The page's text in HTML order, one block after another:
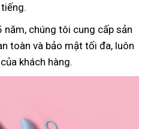
chúng tôi cung cấp sản
toàn và bảo mật tối đa, luôn
khách hàng.